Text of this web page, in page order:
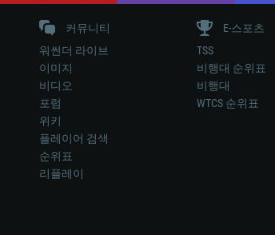
커뮤니티
워썬더 라이브
이미지
비디오
포럼
위키
플레이어 검색
순위표
리플레이
E-스포츠
TSS
비행대 순위표
비행대
WTCS 순위표